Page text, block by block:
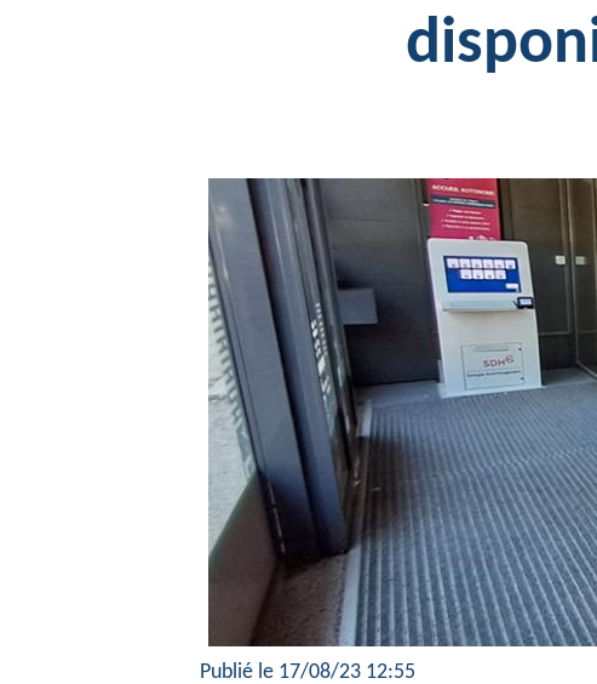
Publié le 17/08/23 12:55